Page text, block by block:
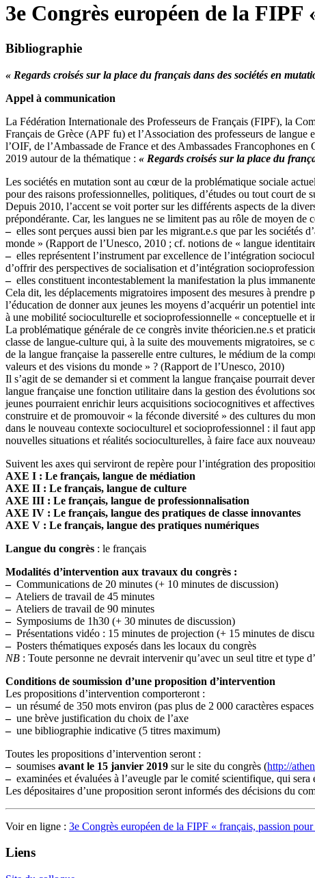
3e Congrès européen de la
Bibliographie
« Regards croisés sur la place du français dans des sociétés en
Appel à communication
La Fédération Internationale des Professeurs de Français (FIPF), la
Français de Grèce (APF fu) et l’Association des professeurs de
l’OIF, de l’Ambassade de France et des Ambassades Francophones en
2019 autour de la thématique : « Regards croisés sur la place du
Les sociétés en mutation sont au cœur de la problématique sociale
pour des raisons professionnelles, politiques, d’études ou tout court
Depuis 2010, l’accent se voit porter sur les différents aspects de la
prépondérante. Car, les langues ne se limitent pas au rôle de moyen de
–elles sont perçues aussi bien par les migrant.e.s que par les sociétés
monde » (Rapport de l’Unesco, 2010 ; cf. notions de « langue
–elles représentent l’instrument par excellence de l’intégration
d’offrir des perspectives de socialisation et d’intégration
–elles constituent incontestablement la manifestation la plus
Cela dit, les déplacements migratoires imposent des mesures à
l’éducation de donner aux jeunes les moyens d’acquérir un potentiel
à une mobilité socioculturelle et socioprofessionnelle « conceptuelle
La problématique générale de ce congrès invite théoricien.ne.s et
classe de langue-culture qui, à la suite des mouvements migratoires,
de la langue française la passerelle entre cultures, le médium de la
valeurs et des visions du monde » ? (Rapport de l’Unesco, 2010)
Il s’agit de se demander si et comment la langue française pourrait
langue française une fonction utilitaire dans la gestion des évolutions
jeunes pourraient enrichir leurs acquisitions sociocognitives et
construire et de promouvoir « la féconde diversité » des cultures du
dans le nouveau contexte socioculturel et socioprofessionnel : il faut
nouvelles situations et réalités socioculturelles, à faire face aux
Suivent les axes qui serviront de repère pour l’intégration des
AXE I : Le français, langue de médiation
AXE II : Le français, langue de culture
AXE III : Le français, langue de professionnalisation
AXE IV : Le français, langue des pratiques de classe innovantes
AXE V : Le français, langue des pratiques numériques
Langue du congrès : le français
Modalités d’intervention aux travaux du congrès :
–Communications de 20 minutes (+ 10 minutes de discussion)
–Ateliers de travail de 45 minutes
–Ateliers de travail de 90 minutes
–Symposiums de 1h30 (+ 30 minutes de discussion)
–Présentations vidéo : 15 minutes de projection (+ 15 minutes de
–Posters thématiques exposés dans les locaux du congrès
NB : Toute personne ne devrait intervenir qu’avec un seul titre et type
Conditions de soumission d’une proposition d’intervention
Les propositions d’intervention comporteront :
–un résumé de 350 mots environ (pas plus de 2 000 caractères
–une brève justification du choix de l’axe
–une bibliographie indicative (5 titres maximum)
Toutes les propositions d’intervention seront :
–soumises avant le 15 janvier 2019 sur le site du congrès (http://
–examinées et évaluées à l’aveugle par le comité scientifique, qui
Les dépositaires d’une proposition seront informés des décisions du
Voir en ligne : 3e Congrès européen de la FIPF « français, passion
Liens